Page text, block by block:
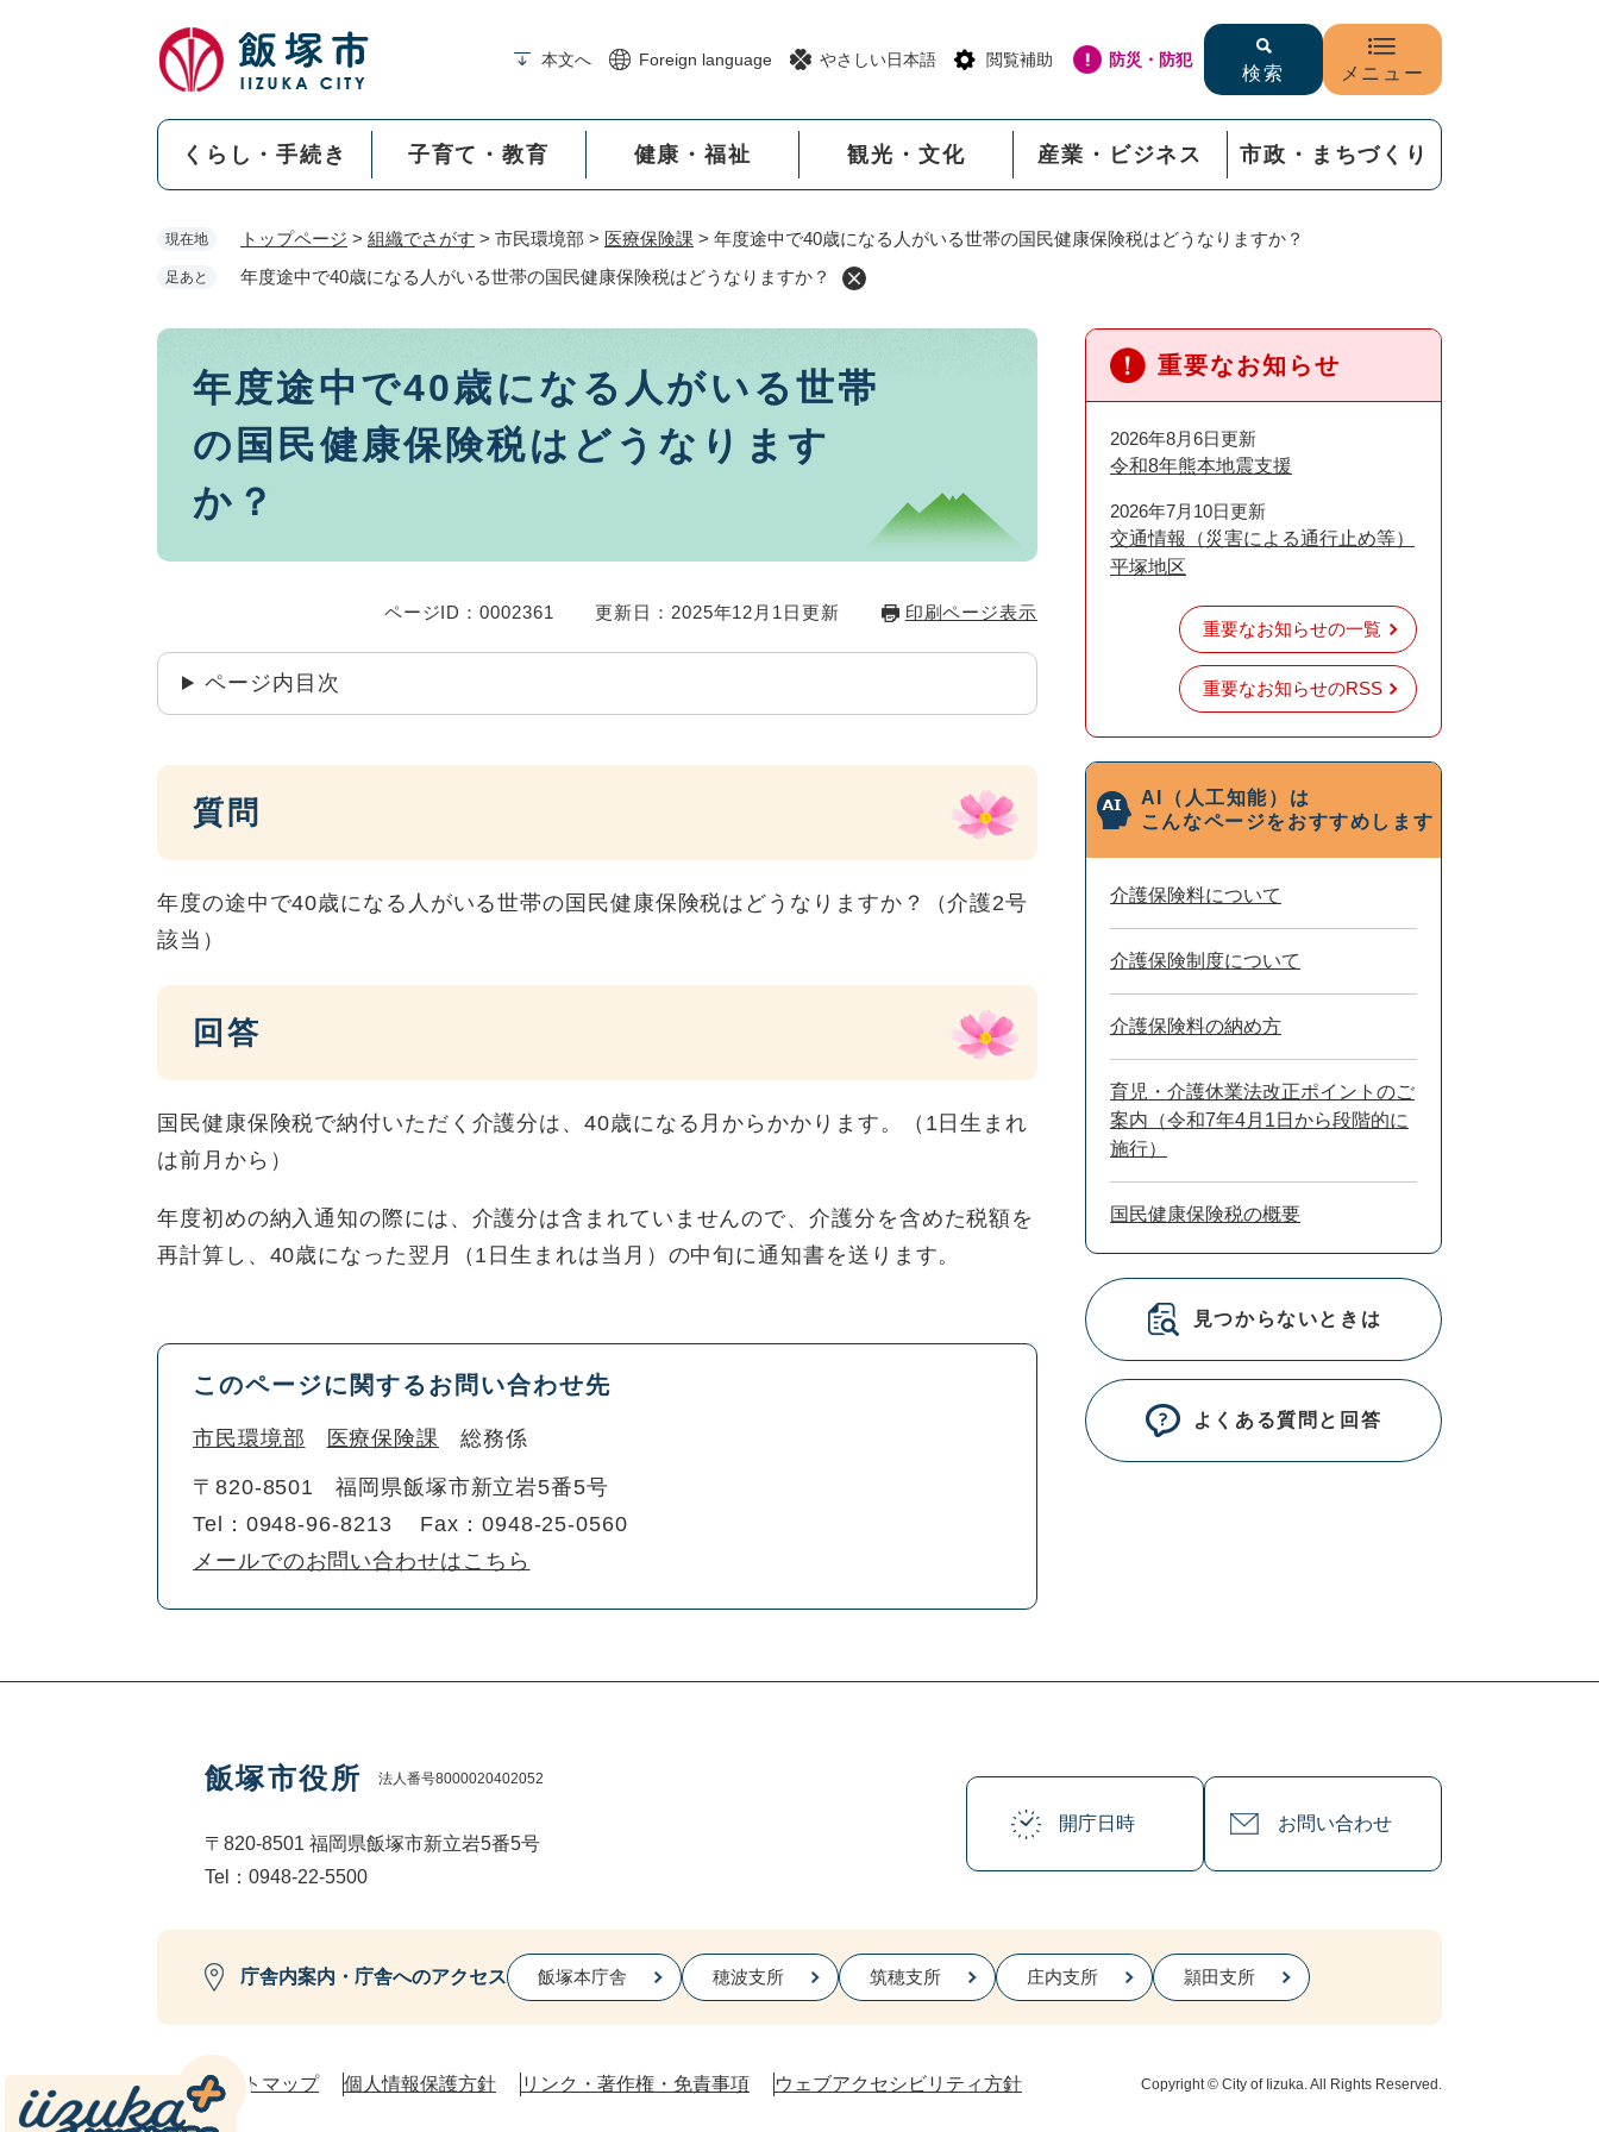
本文へ Foreign language やさしい日本語 閲覧補助 防災・防犯
検索 メニュー
くらし・手続き 子育て・教育 健康・福祉 観光・文化 産業・ビジネス 市政・まちづくり
現在地 トップページ > 組織でさがす > 市民環境部 > 医療保険課 > 年度途中で40歳になる人がいる世帯の国民健康保険税はどうなりますか？
足あと 年度途中で40歳になる人がいる世帯の国民健康保険税はどうなりますか？
本
年度途中で40歳になる人がいる世帯
の国民健康保険税はどうなります
か？
ページID：0002361 更新日：2025年12月1日更新 印刷ページ表示
ページ内目次
質問
年度の途中で40歳になる人がいる世帯の国民健康保険税はどうなりますか？（介護2号
該当）
回答
国民健康保険税で納付いただく介護分は、40歳になる月からかかります。（1日生まれ
は前月から）
年度初めの納入通知の際には、介護分は含まれていませんので、介護分を含めた税額を
再計算し、40歳になった翌月（1日生まれは当月）の中旬に通知書を送ります。
このページに関するお問い合わせ先
市民環境部 医療保険課 総務係
〒820-8501
福岡県飯塚市新立岩5番5号
Tel：0948-96-8213
Fax：0948-25-0560
メールでのお問い合わせはこちら
重要なお知らせ
2026年8月6日更新
令和8年熊本地震支援
2026年7月10日更新
交通情報（災害による通行止め等）
平塚地区
重要なお知らせの一覧
重要なお知らせのRSS
AI（人工知能）は
こんなページをおすすめします
介護保険料について
介護保険制度について
介護保険料の納め方
育児・介護休業法改正ポイントのご
案内（令和7年4月1日から段階的に
施行）
国民健康保険税の概要
見つからないときは
よくある質問と回答
飯塚市役所 法人番号8000020402052
〒820-8501 福岡県飯塚市新立岩5番5号
Tel：0948-22-5500
開庁日時 お問い合わせ
庁舎内案内・庁舎へのアクセス 飯塚本庁舎 穂波支所 筑穂支所 庄内支所 頴田支所
サイトマップ 個人情報保護方針 リンク・著作権・免責事項 ウェブアクセシビリティ方針 Copyright © City of Iizuka. All Rights Reserved.